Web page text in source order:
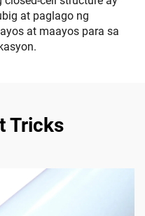
at paglago ng
at maayos para sa
Tricks